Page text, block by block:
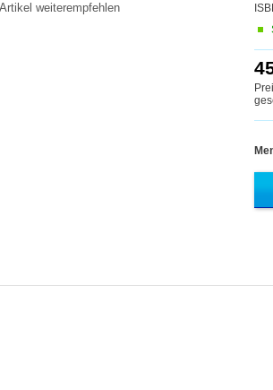
Artikel weiterempfehlen